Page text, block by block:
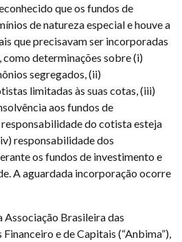
que os fundos de
de natureza especial e houve a
que precisavam ser incorporadas
como determinações sobre (i)
segregados, (ii)
limitadas às suas cotas, (iii)
aos fundos de
do cotista esteja
responsabilidade dos
os fundos de investimento e
A aguardada incorporação ocorre
Associação Brasileira das
e de Capitais (“Anbima”),